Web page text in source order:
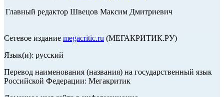
Главный редактор Швецов Максим Дмитриевич
Сетевое издание megacritic.ru (МЕГАКРИТИК.РУ)
Язык(и): русский
Перевод наименования (названия) на государственный язык
Российской Федерации: Мегакритик